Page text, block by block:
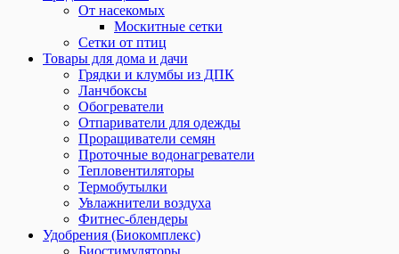
От насекомых
Москитные сетки
Сетки от птиц
Товары для дома и дачи
Грядки и клумбы из ДПК
Ланчбоксы
Обогреватели
Отпариватели для одежды
Проращиватели семян
Проточные водонагреватели
Тепловентиляторы
Термобутылки
Увлажнители воздуха
Фитнес-блендеры
Удобрения (Биокомплекс)
Биостимуляторы